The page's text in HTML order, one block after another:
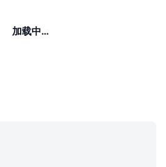
加载中…